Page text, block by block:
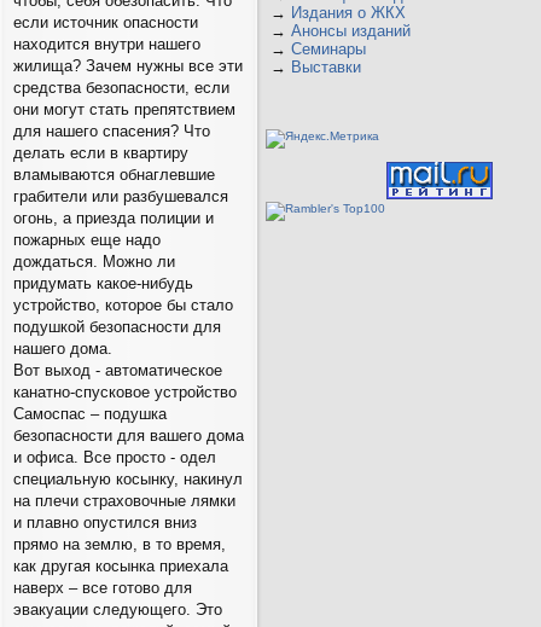
если источник опасности
находится внутри нашего
жилища? Зачем нужны все эти
средства безопасности, если
они могут стать препятствием
для нашего спасения? Что
делать если в квартиру
вламываются обнаглевшие
грабители или разбушевался
огонь, а приезда полиции и
пожарных еще надо
дождаться. Можно ли
придумать какое-нибудь
устройство, которое бы стало
подушкой безопасности для
нашего дома.
Вот выход - автоматическое
канатно-спусковое устройство
Самоспас – подушка
безопасности для вашего дома
и офиса. Все просто - одел
специальную косынку, накинул
на плечи страховочные лямки
и плавно опустился вниз
прямо на землю, в то время,
как другая косынка приехала
наверх – все готово для
эвакуации следующего. Это
→ Издания о ЖКХ
→ Анонсы изданий
→ Семинары
→ Выставки